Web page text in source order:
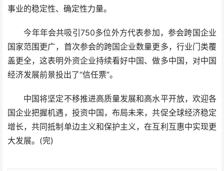
事业的稳定性、确定性力量。
今年年会共吸引750多位外方代表参加，参会跨国企业
国家范围更广，首次参会的跨国企业数量更多，行业门类覆
盖更全，这表明外资企业持续看好中国、做多中国，对中国
经济发展前景投出了“信任票”。
中国将坚定不移推进高质量发展和高水平开放，欢迎各
国企业把握机遇，投资中国，布局未来，共促全球经济稳定
增长，共同抵制单边主义和保护主义，在互利互惠中实现更
大发展。(完)